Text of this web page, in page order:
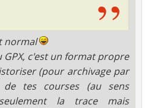
normal
GPX, c'est un format propre
(pour archivage par
de tes courses (au sens
la trace mais